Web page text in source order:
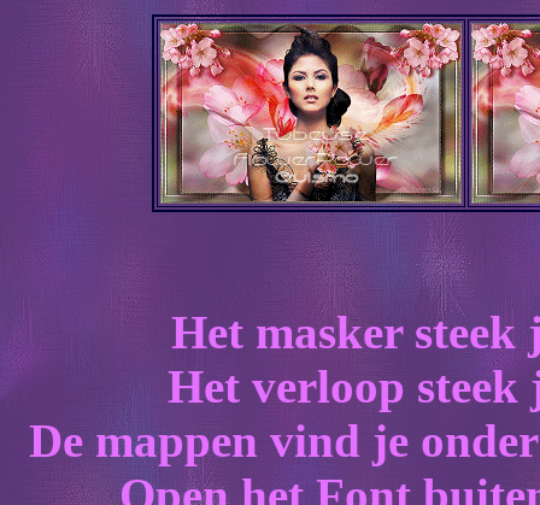
Het masker steek
Het verloop steek
De mappen vind je